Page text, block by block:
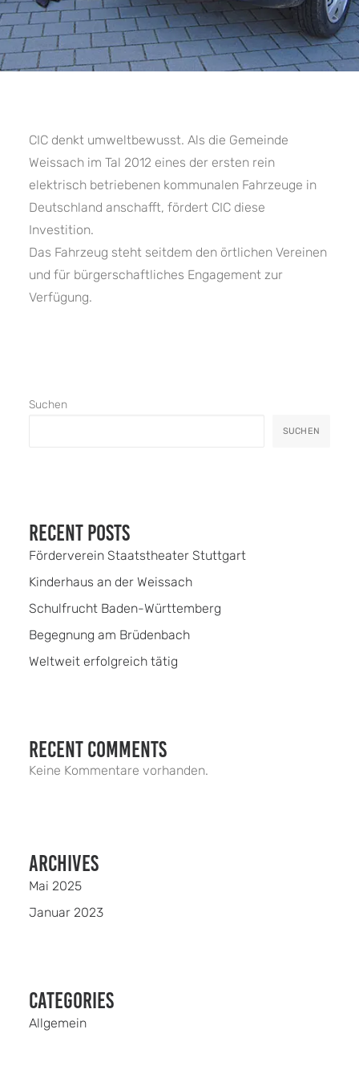
CIC denkt umweltbewusst. Als die Gemeinde
Weissach im Tal 2012 eines der ersten rein
elektrisch betriebenen kommunalen Fahrzeuge in
Deutschland anschafft, fördert CIC diese
Investition.
Das Fahrzeug steht seitdem den örtlichen Vereinen
und für bürgerschaftliches Engagement zur
Verfügung.
Suchen
SUCHEN
Recent Posts
Förderverein Staatstheater Stuttgart
Kinderhaus an der Weissach
Schulfrucht Baden-Württemberg
Begegnung am Brüdenbach
Weltweit erfolgreich tätig
Recent Comments
Keine Kommentare vorhanden.
Archives
Mai 2025
Januar 2023
Categories
Allgemein